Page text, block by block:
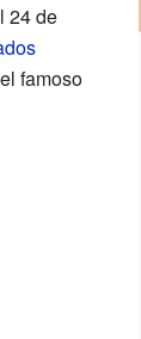
24 de
famoso